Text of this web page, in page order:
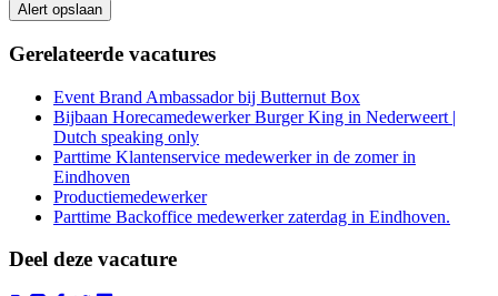
Alert opslaan
Gerelateerde vacatures
Event Brand Ambassador bij Butternut Box
Bijbaan Horecamedewerker Burger King in Nederweert |
Dutch speaking only
Parttime Klantenservice medewerker in de zomer in
Eindhoven
Productiemedewerker
Parttime Backoffice medewerker zaterdag in Eindhoven.
Deel deze vacature